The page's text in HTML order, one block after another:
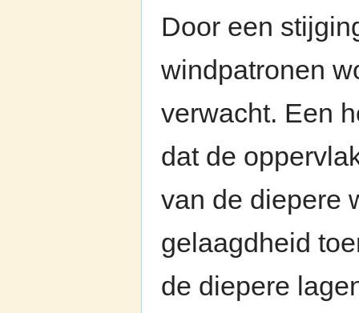
Door een
windpatronen
verwacht. Een
dat de
van de diepere
gelaagdheid
de diepere